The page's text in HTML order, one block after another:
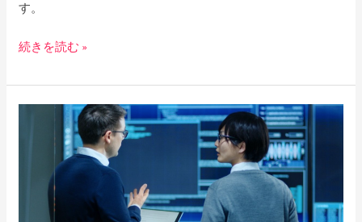
す。
べ
課
続きを読む »
RansomHub